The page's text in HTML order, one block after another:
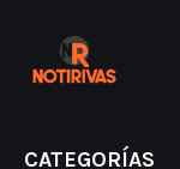
CATEGORÍAS